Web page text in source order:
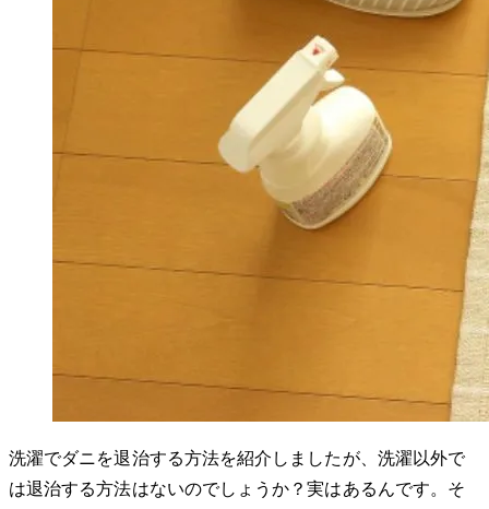
洗濯でダニを退治する方法を紹介しましたが、洗濯以外で
は退治する方法はないのでしょうか？実はあるんです。そ